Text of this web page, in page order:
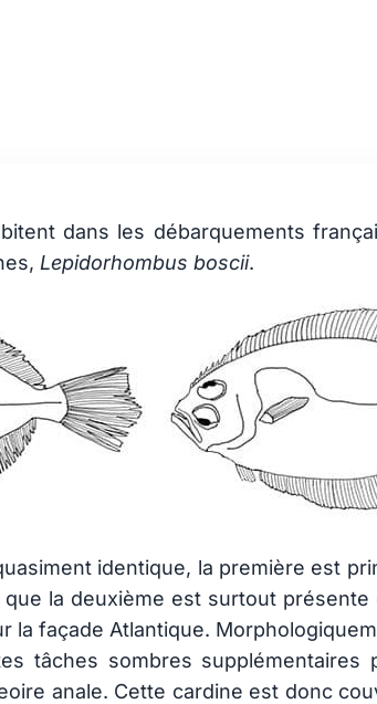
dans les débarquements
Lepidorhombus boscii.
identique, la première est
la deuxième est surtout
la façade Atlantique.
tâches sombres supplémentaires
anale. Cette cardine est donc